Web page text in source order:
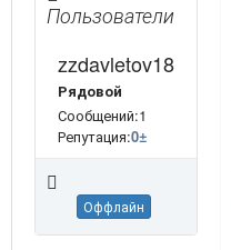
Пользователи
zzdavletov18
Рядовой
Сообщений:1
Репутация:0±
Оффлайн